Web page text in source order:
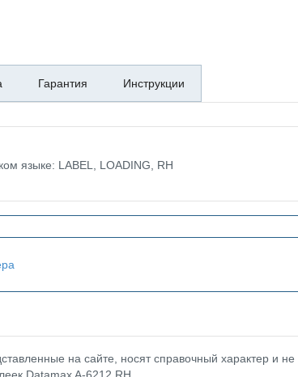
Гарантия Инструкции
языке: LABEL, LOADING, RH
на сайте, носят справочный характер и